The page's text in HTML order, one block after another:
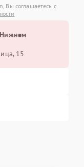
Вы соглашаетесь с
Нижнем
15